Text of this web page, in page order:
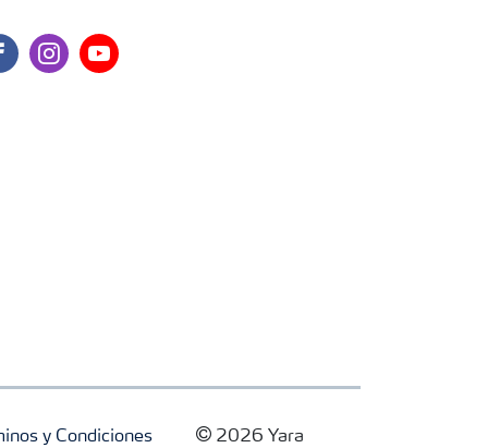
instagram
youtube
y Condiciones 2026 Yara